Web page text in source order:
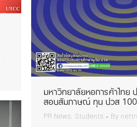
มหาวิทยาลัยหอการค้าไทย
สอบสัมภาษณ์ ทุน ปวส
PR News, Students By